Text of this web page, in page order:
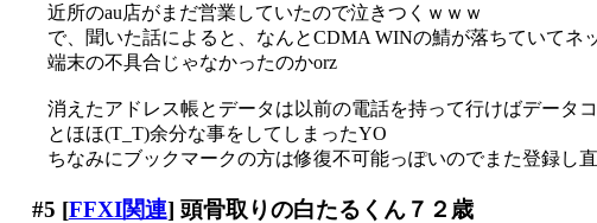
近所のau店がまだ営業していたので泣きつくｗｗｗ
で、聞いた話によると、なんとCDMA WINの鯖が落ちていてネ
端末の不具合じゃなかったのかorz
消えたアドレス帳とデータは以前の電話を持って行けばデータ
とほほ(T_T)余分な事をしてしまったYO
ちなみにブックマークの方は修復不可能っぽいのでまた登録し
#5 [FFXI関連] 頭骨取りの白たるくん７２歳